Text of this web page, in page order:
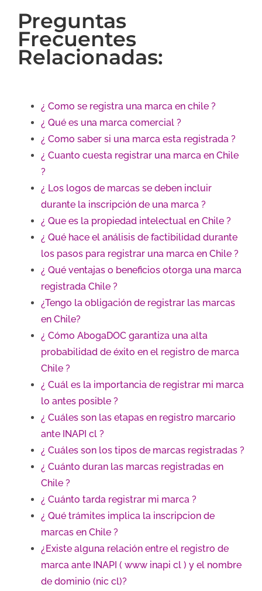
Preguntas
Frecuentes
Relacionadas:
¿ Como se registra una marca en chile ?
¿ Qué es una marca comercial ?
¿ Como saber si una marca esta registrada ?
¿ Cuanto cuesta registrar una marca en Chile
?
¿ Los logos de marcas se deben incluir
durante la inscripción de una marca ?
¿ Que es la propiedad intelectual en Chile ?
¿ Qué hace el análisis de factibilidad durante
los pasos para registrar una marca en Chile ?
¿ Qué ventajas o beneficios otorga una marca
registrada Chile ?
¿Tengo la obligación de registrar las marcas
en Chile?
¿ Cómo AbogaDOC garantiza una alta
probabilidad de éxito en el registro de marca
Chile ?
¿ Cuál es la importancia de registrar mi marca
lo antes posible ?
¿ Cuáles son las etapas en registro marcario
ante INAPI cl ?
¿ Cuáles son los tipos de marcas registradas ?
¿ Cuánto duran las marcas registradas en
Chile ?
¿ Cuánto tarda registrar mi marca ?
¿ Qué trámites implica la inscripcion de
marcas en Chile ?
¿Existe alguna relación entre el registro de
marca ante INAPI ( www inapi cl ) y el nombre
de dominio (nic cl)?